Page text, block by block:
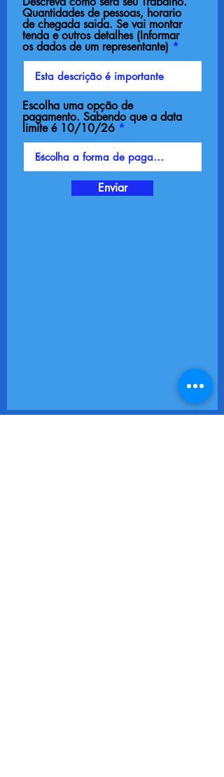
Quantidades de pessoas, horario
de chegada saida. Se vai montar
tenda e outros detalhes (Informar
os dados de um representante)
Escolha uma opção de
pagamento. Sabendo que a data
limite é 10/10/26
Enviar